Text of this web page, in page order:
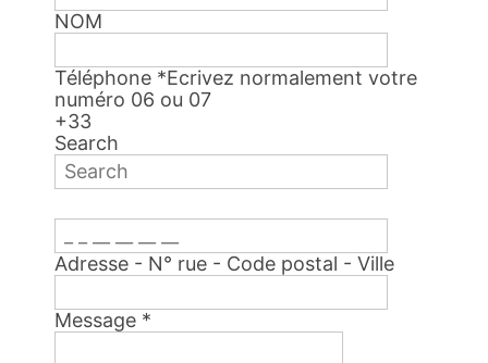
NOM
Téléphone *Ecrivez normalement votre
numéro 06 ou 07
+33
Search
Adresse - N° rue - Code postal - Ville
Message *